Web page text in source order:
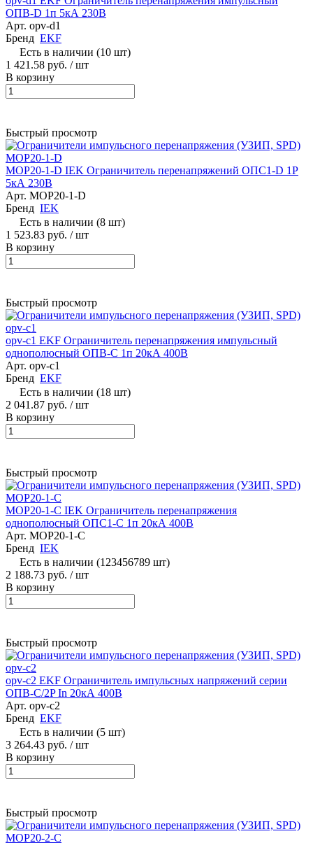
ОПВ-D 1п 5кА 230В
Арт. opv-d1
Бренд EKF
Есть в наличии (10 шт)
1 421.58 руб. / шт
В корзину
Быстрый просмотр
MOP20-1-D IEK Ограничитель перенапряжений ОПС1-D 1P
5кА 230В
Арт. MOP20-1-D
Бренд IEK
Есть в наличии (8 шт)
1 523.83 руб. / шт
В корзину
Быстрый просмотр
opv-c1 EKF Ограничитель перенапряжения импульсный
однополюсный ОПВ-C 1п 20кА 400В
Арт. opv-c1
Бренд EKF
Есть в наличии (18 шт)
2 041.87 руб. / шт
В корзину
Быстрый просмотр
MOP20-1-C IEK Ограничитель перенапряжения
однополюсный ОПС1-C 1п 20кА 400В
Арт. MOP20-1-C
Бренд IEK
Есть в наличии (123456789 шт)
2 188.73 руб. / шт
В корзину
Быстрый просмотр
opv-c2 EKF Ограничитель импульсных напряжений серии
ОПВ-C/2P In 20кА 400В
Арт. opv-c2
Бренд EKF
Есть в наличии (5 шт)
3 264.43 руб. / шт
В корзину
Быстрый просмотр